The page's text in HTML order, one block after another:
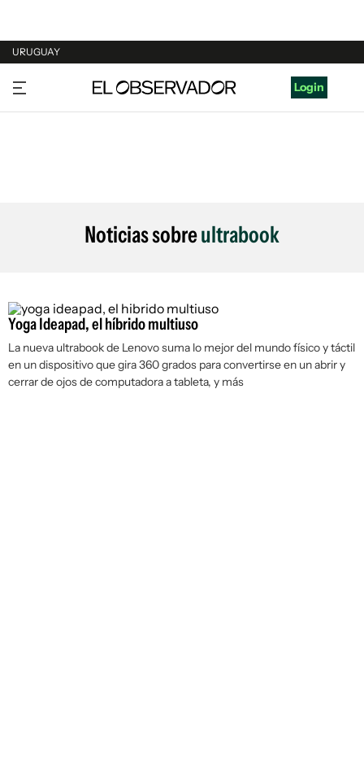
URUGUAY
URUGUAY
ARGENTINA
Login
Noticias sobreultrabook
Yoga Ideapad, el híbrido multiuso
La nueva ultrabook de Lenovo suma lo mejor del mundo físico y táctil
en un dispositivo que gira 360 grados para convertirse en un abrir y
cerrar de ojos de computadora a tableta, y más